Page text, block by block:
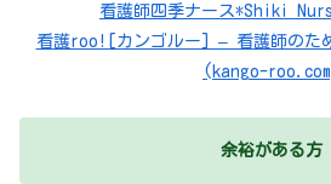
看護師四季ナース*Shiki
看護roo![カンゴルー] – 看護師のため
(kango-
余裕がある方